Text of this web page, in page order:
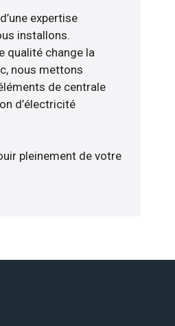
expertise
installons.
qualité change la
nous mettons
de centrale
d’électricité
pleinement de votre